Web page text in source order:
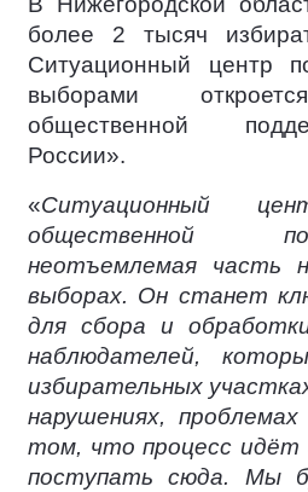
более 2 тысяч
Ситуационный центр
выборами
общественной
России».
«Ситуационный
общественной
неотъемлемая часть
выборах. Он станет
для сбора и
наблюдателей,
избирательных
нарушениях,
том, что процесс
поступать сюда. Мы